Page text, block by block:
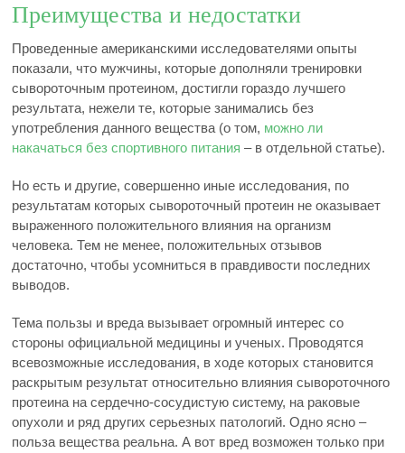
Преимущества и недостатки
Проведенные американскими исследователями опыты
показали, что мужчины, которые дополняли тренировки
сывороточным протеином, достигли гораздо лучшего
результата, нежели те, которые занимались без
употребления данного вещества (о том, можно ли
накачаться без спортивного питания – в отдельной статье).
Но есть и другие, совершенно иные исследования, по
результатам которых сывороточный протеин не оказывает
выраженного положительного влияния на организм
человека. Тем не менее, положительных отзывов
достаточно, чтобы усомниться в правдивости последних
выводов.
Тема пользы и вреда вызывает огромный интерес со
стороны официальной медицины и ученых. Проводятся
всевозможные исследования, в ходе которых становится
раскрытым результат относительно влияния сывороточного
протеина на сердечно-сосудистую систему, на раковые
опухоли и ряд других серьезных патологий. Одно ясно –
польза вещества реальна. А вот вред возможен только при